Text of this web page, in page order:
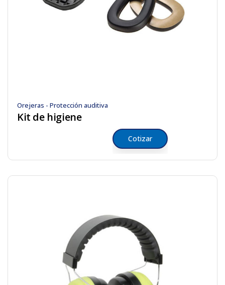
Orejeras - Protección auditiva
Kit de higiene
Cotizar